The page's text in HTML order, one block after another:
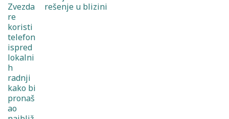
rešenje u blizini